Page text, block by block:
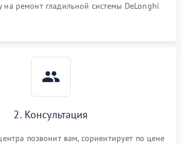
на ремонт гладильной системы DeLonghi
2. Консультация
позвонит вам, сориентирует по цене